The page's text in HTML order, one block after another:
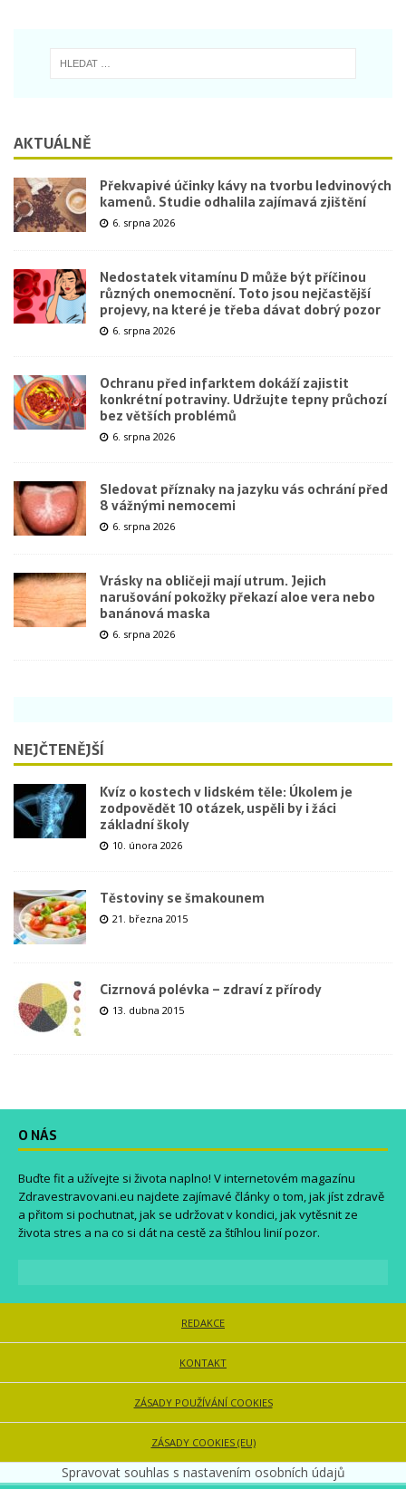
AKTUÁLNĚ
Překvapivé účinky kávy na tvorbu ledvinových
kamenů. Studie odhalila zajímavá zjištění
6. srpna 2026
Nedostatek vitamínu D může být příčinou
různých onemocnění. Toto jsou nejčastější
projevy, na které je třeba dávat dobrý pozor
6. srpna 2026
Ochranu před infarktem dokáží zajistit
konkrétní potraviny. Udržujte tepny průchozí
bez větších problémů
6. srpna 2026
Sledovat příznaky na jazyku vás ochrání před
8 vážnými nemocemi
6. srpna 2026
Vrásky na obličeji mají utrum. Jejich
narušování pokožky překazí aloe vera nebo
banánová maska
6. srpna 2026
NEJČTENĚJŠÍ
Kvíz o kostech v lidském těle: Úkolem je
zodpovědět 10 otázek, uspěli by i žáci
základní školy
10. února 2026
Těstoviny se šmakounem
21. března 2015
Cizrnová polévka – zdraví z přírody
13. dubna 2015
O NÁS
Buďte fit a užívejte si života naplno! V internetovém magazínu
Zdravestravovani.eu najdete zajímavé články o tom, jak jíst zdravě
a přitom si pochutnat, jak se udržovat v kondici, jak vytěsnit ze
života stres a na co si dát na cestě za štíhlou linií pozor.
REDAKCE
KONTAKT
ZÁSADY POUŽÍVÁNÍ COOKIES
ZÁSADY COOKIES (EU)
Spravovat souhlas s nastavením osobních údajů